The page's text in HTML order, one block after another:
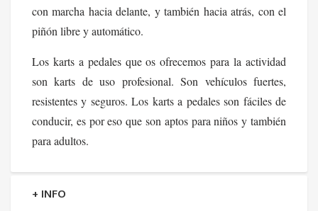
con marcha hacia delante, y también hacia atrás, con el
piñón libre y automático.
Los karts a pedales que os ofrecemos para la actividad
son karts de uso profesional. Son vehículos fuertes,
resistentes y seguros. Los karts a pedales son fáciles de
conducir, es por eso que son aptos para niños y también
para adultos.
+ INFO